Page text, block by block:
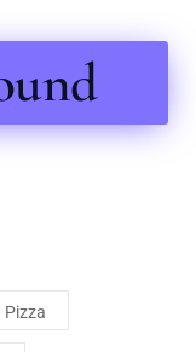
Pizza